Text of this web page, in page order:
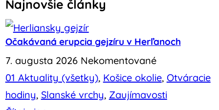
Najnovšie články
Očakávaná erupcia gejzíru v Herľanoch
7. augusta 2026 Nekomentované
01 Aktuality (všetky), Košice okolie, Otváracie
hodiny, Slanské vrchy, Zaujímavosti